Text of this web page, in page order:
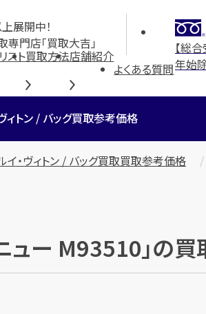
展開中！
門店「買取大吉」
【総
年始
スト買取方法店舗紹介
よくある質問
ィトン / バッグ買取参考価格
イ・ヴィトン / バッグ買取買取参考価格
ニュー M93510」の